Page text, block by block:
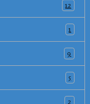
12
1
9
5
2